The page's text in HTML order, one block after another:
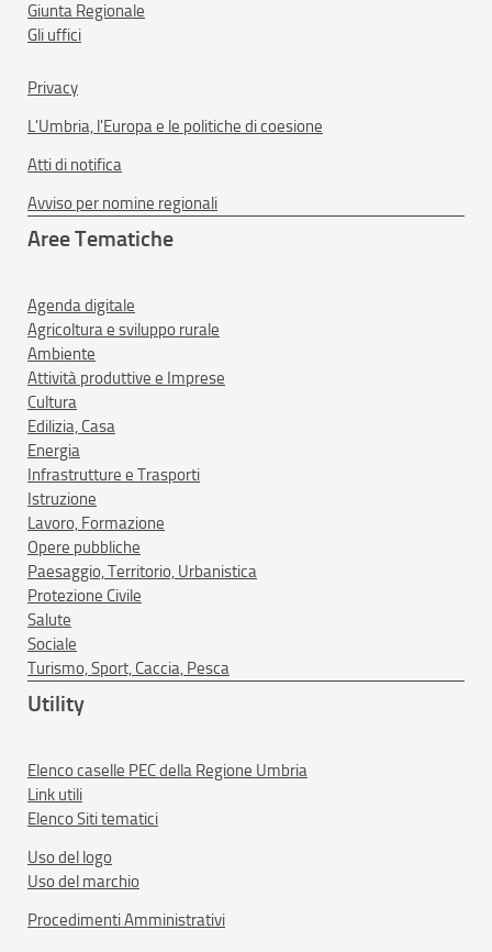
Giunta Regionale
Gli uffici
Privacy
L'Umbria, l'Europa e le politiche di coesione
Atti di notifica
Avviso per nomine regionali
Aree Tematiche
Agenda digitale
Agricoltura e sviluppo rurale
Ambiente
Attività produttive e Imprese
Cultura
Edilizia, Casa
Energia
Infrastrutture e Trasporti
Istruzione
Lavoro, Formazione
Opere pubbliche
Paesaggio, Territorio, Urbanistica
Protezione Civile
Salute
Sociale
Turismo, Sport, Caccia, Pesca
Utility
Elenco caselle PEC della Regione Umbria
Link utili
Elenco Siti tematici
Uso del logo
Uso del marchio
Procedimenti Amministrativi